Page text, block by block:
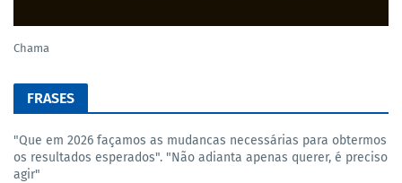
Chama
FRASES
"Que em 2026 façamos as mudancas necessárias para obtermos
os resultados esperados". "Não adianta apenas querer, é preciso
agir"